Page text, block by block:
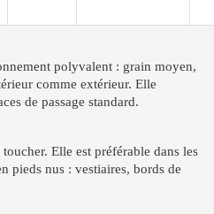
polyvalent : grain moyen,
comme extérieur. Elle
de passage standard.
Elle est préférable dans les
pieds nus : vestiaires, bords de